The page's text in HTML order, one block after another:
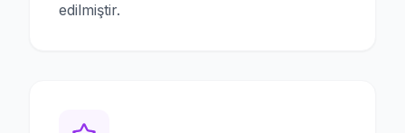
edilmiştir.